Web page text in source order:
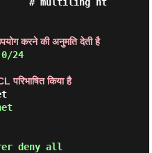
करने की अनुमति देती है
24
किया है
# http_access allow localnet
deny all